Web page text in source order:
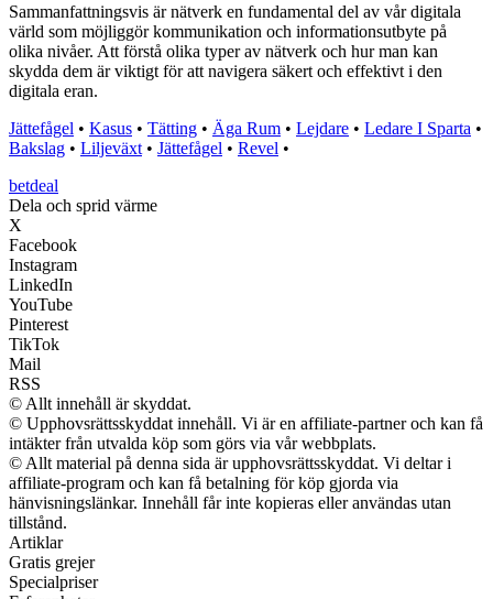
Sammanfattningsvis är nätverk en fundamental del av vår digitala
värld som möjliggör kommunikation och informationsutbyte på
olika nivåer. Att förstå olika typer av nätverk och hur man kan
skydda dem är viktigt för att navigera säkert och effektivt i den
digitala eran.
Jättefågel • Kasus • Tätting • Äga Rum • Lejdare • Ledare I Sparta •
Bakslag • Liljeväxt • Jättefågel • Revel •
betdeal
Dela och sprid värme
X
Facebook
Instagram
LinkedIn
YouTube
Pinterest
TikTok
Mail
RSS
© Allt innehåll är skyddat.
© Upphovsrättsskyddat innehåll. Vi är en affiliate-partner och kan få
intäkter från utvalda köp som görs via vår webbplats.
© Allt material på denna sida är upphovsrättsskyddat. Vi deltar i
affiliate-program och kan få betalning för köp gjorda via
hänvisningslänkar. Innehåll får inte kopieras eller användas utan
tillstånd.
Artiklar
Gratis grejer
Specialpriser